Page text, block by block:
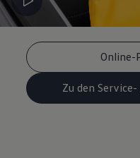
Online-
Zu den